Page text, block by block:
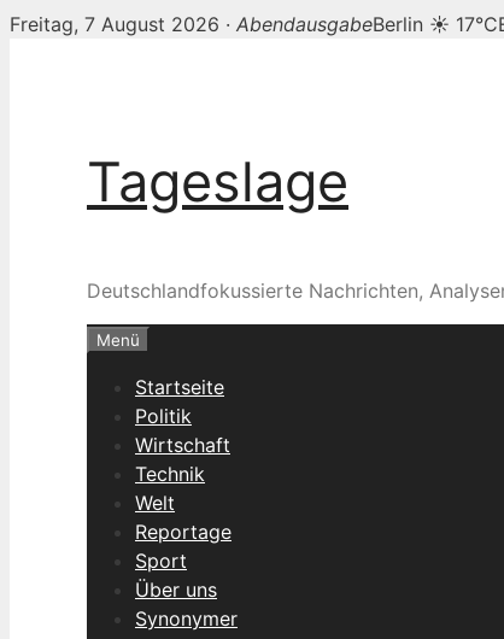
Freitag, 7 August 2026 · AbendausgabeBerlin ☀ 17°C
Tageslage
Deutschlandfokussierte Nachrichten,
Menü
Startseite
Politik
Wirtschaft
Technik
Welt
Reportage
Sport
Über uns
Synonymer